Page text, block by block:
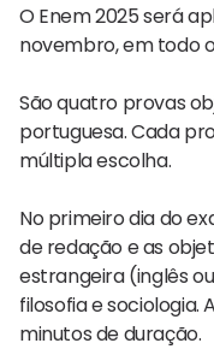
O Enem 2025 será
novembro, em todo
São quatro provas
portuguesa. Cada
múltipla escolha.
No primeiro dia do
de redação e as
estrangeira (inglês
filosofia e sociologia.
minutos de duração.